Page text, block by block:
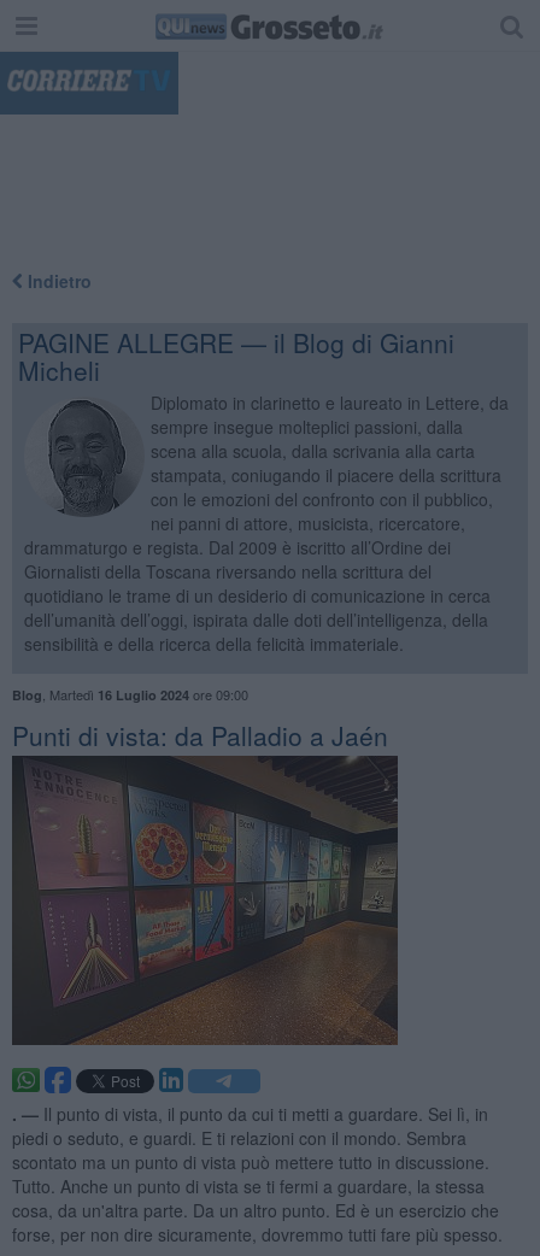
Indietro
PAGINE ALLEGRE — il Blog di Gianni
Micheli
Diplomato in clarinetto e laureato in Lettere, da
sempre insegue molteplici passioni, dalla
scena alla scuola, dalla scrivania alla carta
stampata, coniugando il piacere della scrittura
con le emozioni del confronto con il pubblico,
nei panni di attore, musicista, ricercatore,
drammaturgo e regista. Dal 2009 è iscritto all’Ordine dei
Giornalisti della Toscana riversando nella scrittura del
quotidiano le trame di un desiderio di comunicazione in cerca
dell’umanità dell’oggi, ispirata dalle doti dell’intelligenza, della
sensibilità e della ricerca della felicità immateriale.
Blog Martedì 16 Luglio 2024ore 09:00
Punti di vista: da Palladio a Jaén
. — Il punto di vista, il punto da cui ti metti a guardare. Sei lì, in
piedi o seduto, e guardi. E ti relazioni con il mondo. Sembra
scontato ma un punto di vista può mettere tutto in discussione.
Tutto. Anche un punto di vista se ti fermi a guardare, la stessa
cosa, da un'altra parte. Da un altro punto. Ed è un esercizio che
forse, per non dire sicuramente, dovremmo tutti fare più spesso.